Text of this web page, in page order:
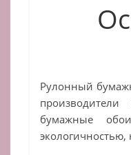
Рулонный
бумажные